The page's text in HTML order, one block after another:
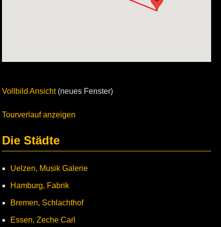
Vollbild Ansicht(neues Fenster)
Tourverlauf anzeigen
Die Städte
Uelzen, Musik Galerie
Hamburg, Fabrik
Bremen, Schlachthof
Essen, Zeche Carl